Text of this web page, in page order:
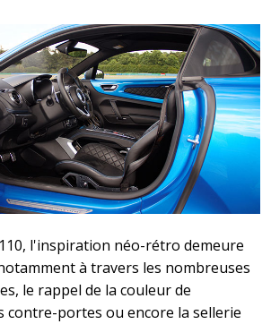
l'inspiration néo-rétro demeure
à travers les nombreuses
le rappel de la couleur de
contre-portes ou encore la sellerie